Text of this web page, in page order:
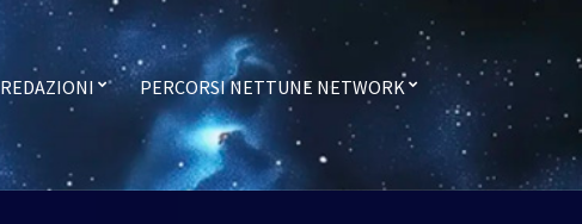
REDAZIONI
PERCORSI NETTUNE NETWORK